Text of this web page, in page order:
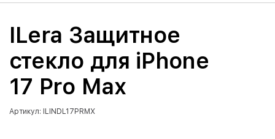
ILera Защитное
стекло для iPhone
17 Pro Max
Артикул: ILINDL17PRMX